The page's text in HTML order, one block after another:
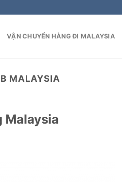
VẬN CHUYỂN HÀNG ĐI MALAYSIA
MALAYSIA
Malaysia